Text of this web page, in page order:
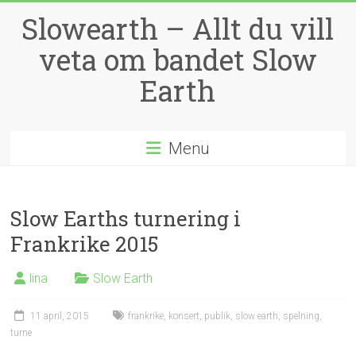
contentSlowearth – Allt du vill
veta om bandet Slow
Earth
Menu
Slow Earths turnering i
Frankrike 2015
lina Slow Earth
11 april, 2015 frankrike, konsert, publik, slow earth, spelning,
turne